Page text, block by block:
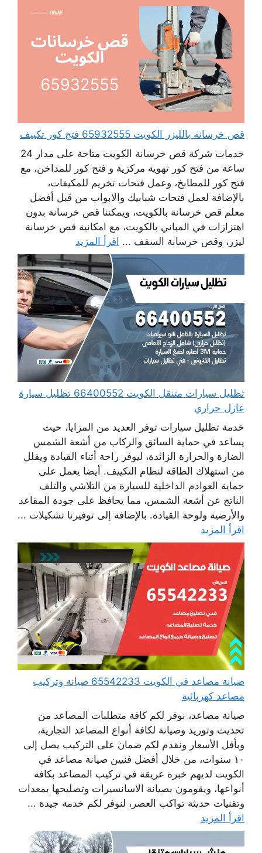
قص خرسانه بالليزر الكويت 65932555 فتح كور تكييف
خدمات شركة قص خرسانة الكويت متاحة على مدار 24
ساعة من فتح كور تهوية مركزية و فتح كور للمداخن، مع
فتح كور للمطابخ، وعمل فتحات تخريم للمكيفات،
بالإضافة لعمل فتحات شبابيك والابواب من قبل أفضل
معلم قص خرسانة بالكويت، ويمكننا قص خرسانة بدون
اهتزازات في المباني بالكويت، مع امكانية قص خرسانة
ليزر، وقص خرسانة السقف ... اقرأ المزيد
تظليل سيارات متنقل الكويت 66400552 تظليل سيارة
عازل حراري
خدمة تظليل سيارات توفر العديد من المزايا، حيث
يساعد في حماية السائق والركاب من أشعة الشمس
الضارة والحرارة الزائدة، ليوفر راحة أثناء القيادة ويقلل
من استهلاك الطاقة لنظام التكييف. أيضا يعمل على
حماية العوادم الداخلية للسيارة من التلاشي والتلف
الناتج عن أشعة الشمس، مما يحافظ على جودة المقاعد
والأرضية ولوحة القيادة. بالإضافة إلى توفيرنا تشكيلات ...
اقرأ المزيد
صيانة مصاعد في الكويت 65542233 صيانة وتركيب
مصاعد كهربائية
صيانة مصاعد، نوفر لكم كافة متطلبات المصاعد من
تحديث وتوريد وصيانة لكافة أنواع المصاعد التجارية،
وبأقل الأسعار ونقدم لكم ضمان على التركيب يصل إلى
١٠ سنوات، من خلال أفضل فنيين صيانة مصاعد في
الكويت لديهم خبرة عريقة في تركيب المصاعد بكافة
أنواعها، ويقومون بصيانة الاسانسيرات وتصليحها بمعدات
وتقنيات حديثة تواكب العصر، لنوفر لكم خدمة جيدة ...
اقرأ المزيد